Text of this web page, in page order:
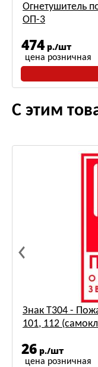
Огнетушитель
ОП-3
474 р./шт
цена розничная
С этим
Знак Т304 -
101, 112
26 р./шт
цена розничная